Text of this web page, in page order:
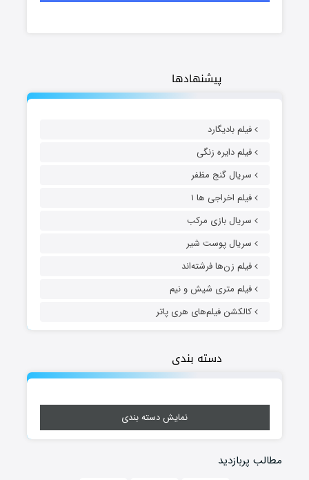
پیشنهادها
فیلم بادیگارد
فیلم دایره زنگی
سریال گنج مظفر
فیلم اخراجی ها ۱
سریال بازی مرکب
سریال پوست شیر
فیلم زن‌ها فرشته‌اند
فیلم متری شیش و نیم
کالکشن فیلم‌های هری پاتر
دسته بندی
نمایش دسته بندی
مطالب پربازدید